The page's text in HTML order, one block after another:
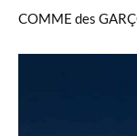
COMME des